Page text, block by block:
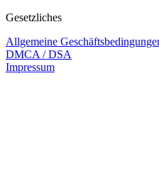
Gesetzliches
Allgemeine
DMCA / DSA
Impressum